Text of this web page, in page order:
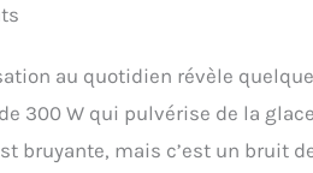
au quotidien révèle
300 W qui pulvérise de la
bruyante, mais c’est un bruit